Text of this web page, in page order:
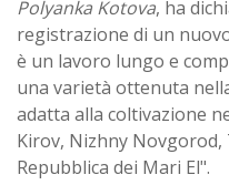
Polyanka Kotova, ha
registrazione di un
è un lavoro lungo e
una varietà ottenuta
adatta alla coltivazione
Kirov, Nizhny
Repubblica dei Mari El".